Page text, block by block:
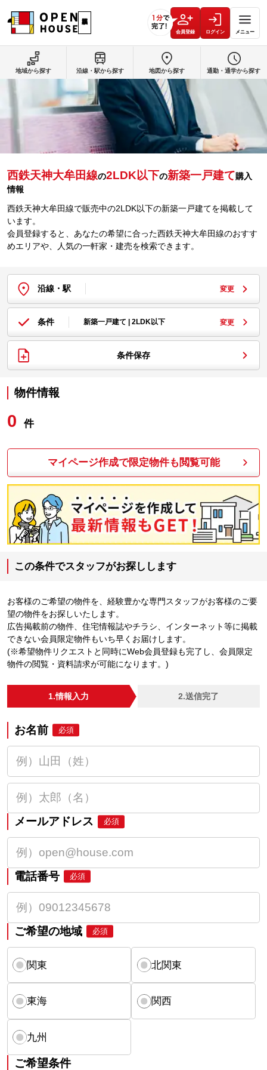
会員登録 ログイン メニュー
西鉄天神大牟田線の2LDK以下の新築一戸建て購入
情報
西鉄天神大牟田線で販売中の2LDK以下の新築一戸建てを掲載して
います。
会員登録すると、あなたの希望に合った西鉄天神大牟田線のおすす
めエリアや、人気の一軒家・建売を検索できます。
沿線・駅 変更
条件 新築一戸建て | 2LDK以下 変更
条件保存
物件情報
0 件
マイページ作成で限定物件も閲覧可能
この条件でスタッフがお探しします
お客様のご希望の物件を、経験豊かな専門スタッフがお客様のご要
望の物件をお探しいたします。
広告掲載前の物件、住宅情報誌やチラシ、インターネット等に掲載
できない会員限定物件もいち早くお届けします。
(※希望物件リクエストと同時にWeb会員登録も完了し、会員限定
物件の閲覧・資料請求が可能になります。)
1.情報入力 2.送信完了
お名前 必須
メールアドレス 必須
電話番号 必須
ご希望の地域 必須
関東 北関東
東海 関西
九州
ご希望条件
地域から探す 沿線・駅から探す 地図から探す 通勤・通学から探す